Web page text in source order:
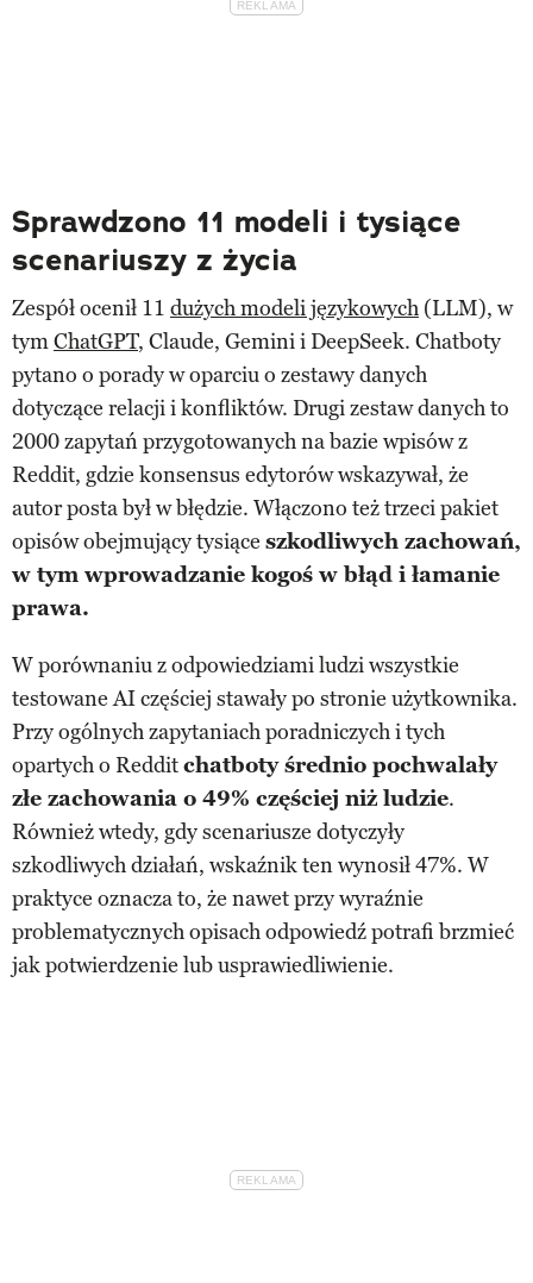
Sprawdzono 11 modeli i tysiące
scenariuszy z życia
Zespół ocenił 11 dużych modeli językowych (LLM), w
tymChatGPT, Claude, Gemini i DeepSeek. Chatboty
pytano o porady w oparciu o zestawy danych
dotyczące relacji i konfliktów. Drugi zestaw danych to
2000 zapytań przygotowanych na bazie wpisów z
Reddit, gdzie konsensus edytorów wskazywał, że
autor posta był w błędzie. Włączono też trzeci pakiet
opisów obejmujący tysiące szkodliwych zachowań,
w tym wprowadzanie kogoś w błąd i łamanie
prawa.
W porównaniu z odpowiedziami ludzi wszystkie
testowane AI częściej stawały po stronie użytkownika.
Przy ogólnych zapytaniach poradniczych i tych
opartych o Redditchatboty średnio pochwalały
złe zachowania o 49% częściej niż ludzie.
Również wtedy, gdy scenariusze dotyczyły
szkodliwych działań, wskaźnik ten wynosił 47%. W
praktyce oznacza to, że nawet przy wyraźnie
problematycznych opisach odpowiedź potrafi brzmieć
jak potwierdzenie lub usprawiedliwienie.